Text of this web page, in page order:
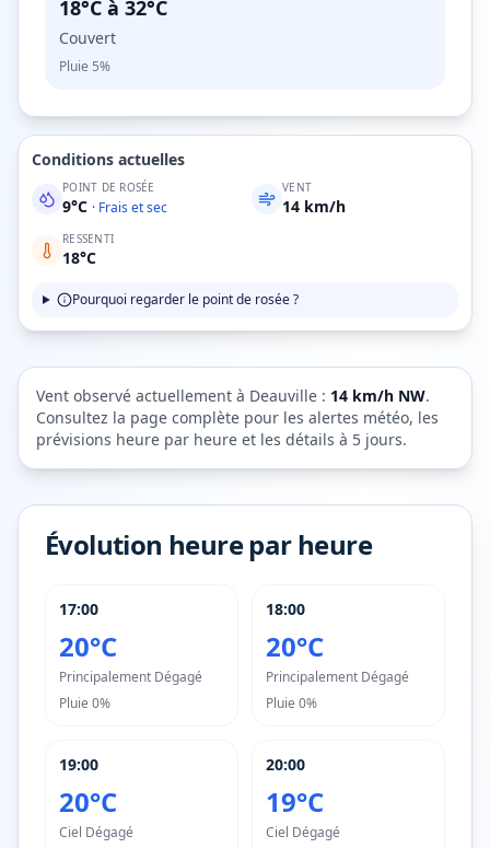
18°C à 32°C
Couvert
Pluie 5%
Conditions actuelles
POINT DE ROSÉE
9°C · Frais et sec
VENT
14 km/h
RESSENTI
18°C
Pourquoi regarder le point de rosée ?
Vent observé actuellement à Deauville : 14 km/h NW.
Consultez la page complète pour les alertes météo, les
prévisions heure par heure et les détails à 5 jours.
Évolution heure par heure
17:00
20°C
Principalement Dégagé
Pluie 0%
18:00
20°C
Principalement Dégagé
Pluie 0%
19:00
20°C
Ciel Dégagé
20:00
19°C
Ciel Dégagé